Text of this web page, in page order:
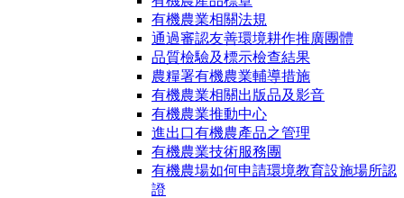
有機農業相關法規
通過審認友善環境耕作推廣團體
品質檢驗及標示檢查結果
農糧署有機農業輔導措施
有機農業相關出版品及影音
有機農業推動中心
進出口有機農產品之管理
有機農業技術服務團
有機農場如何申請環境教育設施場所認
證